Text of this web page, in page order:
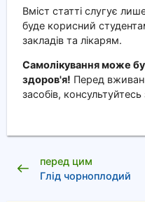
Вміст статті слугує
буде корисний
закладів та лікарям.
Самолікування може
здоров'я! Перед
засобів, консультуйтесь
перед цим
Глід чорноплодий